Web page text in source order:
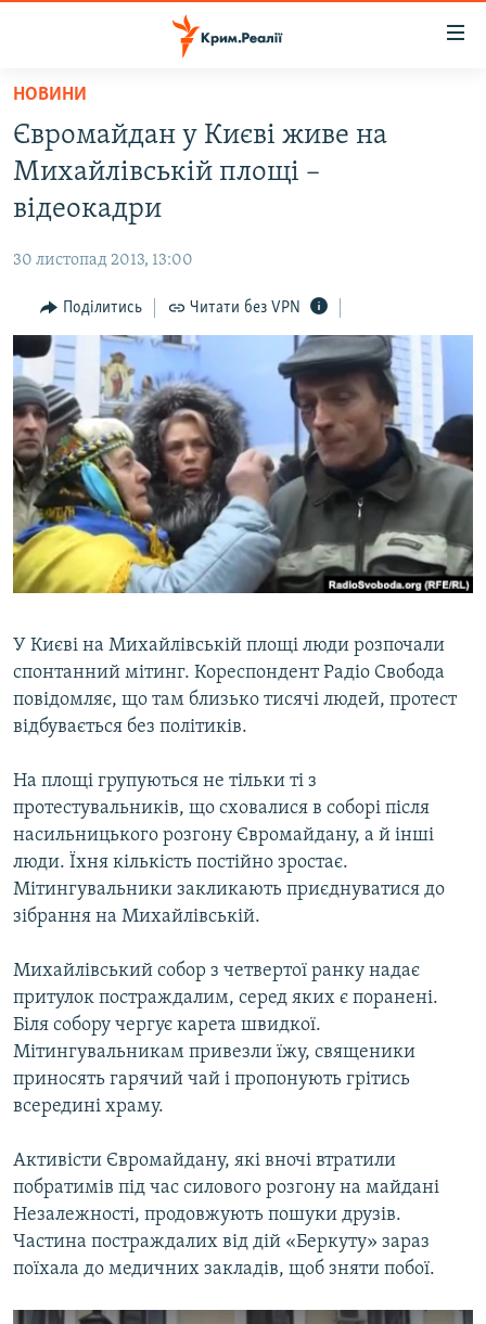
Перейти
основного
матеріалу
Перейти
до
основної
Перейти
до
пошуку
ВОДА.КРИМ
ВІДЕО ТА ФОТО
БЛОГИ
ПОГЛЯД
ІНТЕРВ'Ю
ВСЕ ЗА ДЕНЬ
СПЕЦПРОЕКТИ
ДЕПОРТАЦІЯ
ВІДЕОУРОКИ «ELIFBE»
СВІДЧЕННЯ ОКУПАЦІЇ
УКРАЇНСЬКА ПРОБЛЕМА КРИМУ
ЯК ОБІЙТИ БЛОКУВАННЯ
Русский
Qırımtatar
Усі сайти RFE/RL
НОВИНИ
Євромайдан у Києві живе на
Михайлівській площі –
відеокадри
30 листопад 2013, 13:00
Поділитись Читати без VPN
У Києві на Михайлівській площі люди розпочали
спонтанний мітинг. Кореспондент Радіо Свобода
повідомляє, що там близько тисячі людей, протест
відбувається без політиків.
На площі групуються не тільки ті з
протестувальників, що сховалися в соборі після
насильницького розгону Євромайдану, а й інші
люди. Їхня кількість постійно зростає.
Мітингувальники закликають приєднуватися до
зібрання на Михайлівській.
Михайлівський собор з четвертої ранку надає
притулок постраждалим, серед яких є поранені.
Біля собору чергує карета швидкої.
Мітингувальникам привезли їжу, священики
приносять гарячий чай і пропонують грітись
всередині храму.
Активісти Євромайдану, які вночі втратили
побратимів під час силового розгону на майдані
Незалежності, продовжують пошуки друзів.
Частина постраждалих від дій «Беркуту» зараз
поїхала до медичних закладів, щоб зняти побої.